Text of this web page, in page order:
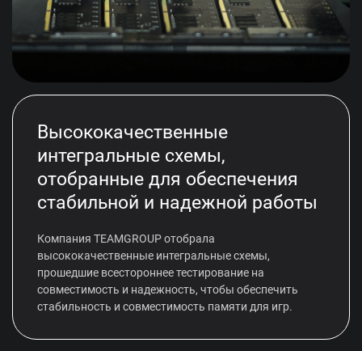
Высококачественные
интегральные схемы,
отобранные для обеспечения
стабильной и надежной работы
Компания TEAMGROUP отобрала
высококачественные интегральные схемы,
прошедшие всестороннее тестирование на
совместимость и надежность, чтобы обеспечить
стабильность и совместимость памяти для игр.